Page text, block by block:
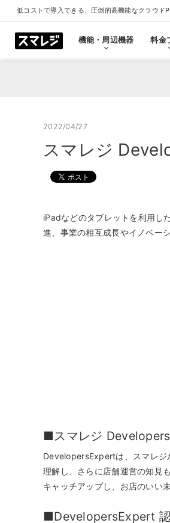
低コストで導入できる、圧倒的高機能なクラウド
機能・周辺機器
機能・周辺機器
キャッシュレス決済
券売機・食券機
料金
料金プラン
プレミアムプラス
業種別にみる
飲食店で使う
スマレジとは
クラウド型POSの特
導入事例
飲食店
ショールーム
恵比寿ショールーム
2022/04/27
スマレジ
iPadなどのタブレットを利用し
進、事業の相互成長やイノベー
■スマレジ
DevelopersExpertは、スマレジ
理解し、さらに店舗運営の知見
キャッチアップし、お店のいい
■DevelopersExpert